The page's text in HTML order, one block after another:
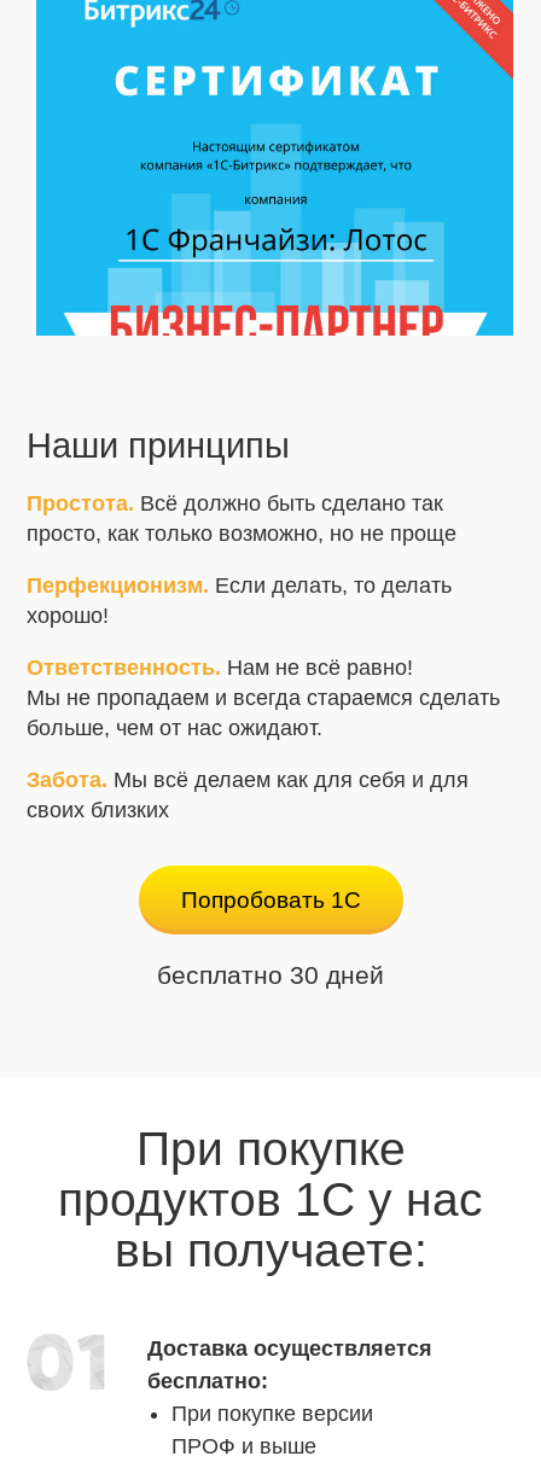
Наши принципы
Простота. Всё должно быть сделано так
просто, как только возможно, но не проще
Перфекционизм. Если делать, то делать
хорошо!
Ответственность. Нам не всё равно!
Мы не пропадаем и всегда стараемся сделать
больше, чем от нас ожидают.
Забота. Мы всё делаем как для себя и для
своих близких
Попробовать 1С
бесплатно 30 дней
При покупке
продуктов 1С у нас
вы получаете:
Доставка осуществляется
бесплатно:
При покупке версии
ПРОФ и выше